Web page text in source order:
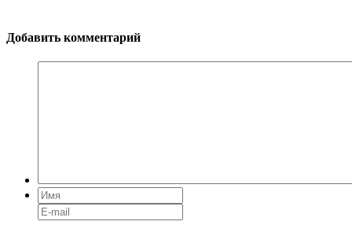
Добавить комментарий